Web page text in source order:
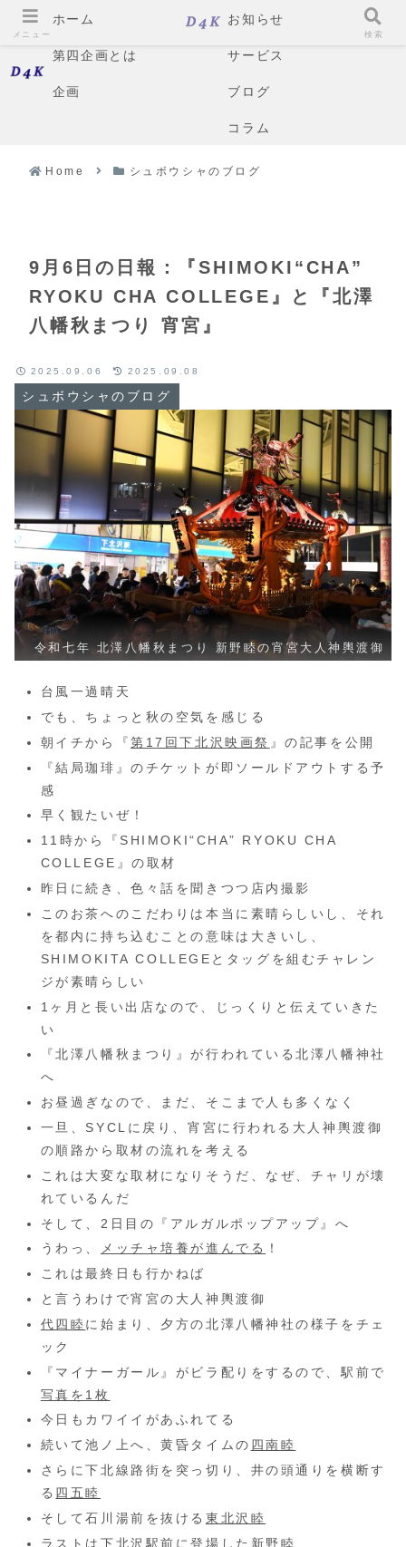
ホーム
お知らせ
第四企画とは
サービス
企画
ブログ
コラム
Home シュボウシャのブログ
9月6日の日報：『SHIMOKI“CHA”
RYOKU CHA COLLEGE』と『北澤
八幡秋まつり 宵宮』
シュボウシャのブログ
令和七年 北澤八幡秋まつり 新野睦の宵宮大人神輿渡御
2025.09.06 2025.09.08
台風一過晴天
でも、ちょっと秋の空気を感じる
朝イチから『第17回下北沢映画祭 』の記事を公開
『結局珈琲』のチケットが即ソールドアウトする予
感
早く観たいぜ！
11時から『SHIMOKI“CHA” RYOKU CHA
COLLEGE』の取材
昨日に続き、色々話を聞きつつ店内撮影
このお茶へのこだわりは本当に素晴らしいし、それ
を都内に持ち込むことの意味は大きいし、
SHIMOKITA COLLEGEとタッグを組むチャレン
ジが素晴らしい
1ヶ月と長い出店なので、じっくりと伝えていきた
い
『北澤八幡秋まつり』が行われている北澤八幡神社
へ
お昼過ぎなので、まだ、そこまで人も多くなく
一旦、SYCLに戻り、宵宮に行われる大人神輿渡御
の順路から取材の流れを考える
これは大変な取材になりそうだ、なぜ、チャリが壊
れているんだ
そして、2日目の『アルガルポップアップ』へ
うわっ、
メッチャ培養が進んでる
！
これは最終日も行かねば
と言うわけで宵宮の大人神輿渡御
代四睦に始まり、夕方の北澤八幡神社の様子をチェ
ック
『マイナーガール』がビラ配りをするので、駅前で
写真を1枚
今日もカワイイがあふれてる
続いて池ノ上へ、黄昏タイムの 四南睦
さらに下北線路街を突っ切り、井の頭通りを横断す
る 四五睦
そして石川湯前を抜ける 東北沢睦
ラストは下北沢駅前に登場した 新野睦
メニュー 検索